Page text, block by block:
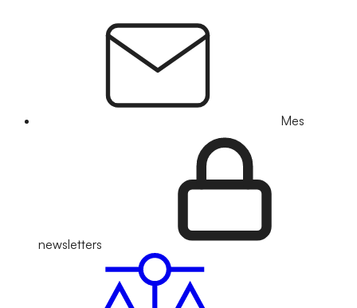
Mes
newsletters